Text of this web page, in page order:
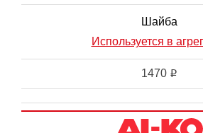
Шайба
Используется в
1470 i